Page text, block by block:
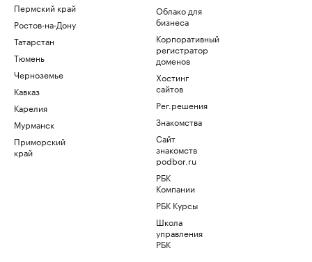
Пермский край
Ростов-на-Дону
Татарстан
Тюмень
Черноземье
Кавказ
Карелия
Мурманск
Приморский
край
Облако для
бизнеса
Корпоративный
регистратор
доменов
Хостинг
сайтов
Рег.решения
Знакомства
Сайт
знакомств
podbor.ru
РБК
Компании
РБК Курсы
Школа
управления
РБК